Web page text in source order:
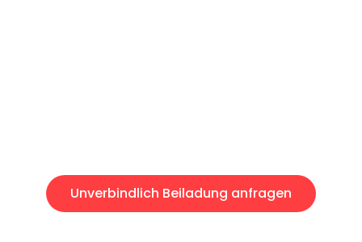
Unverbindlich Beiladung anfragen